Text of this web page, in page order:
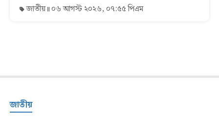
জাতীয় ০৬ আগস্ট ২০২৬, ০৭:৫৫ পিএম
জাতীয়